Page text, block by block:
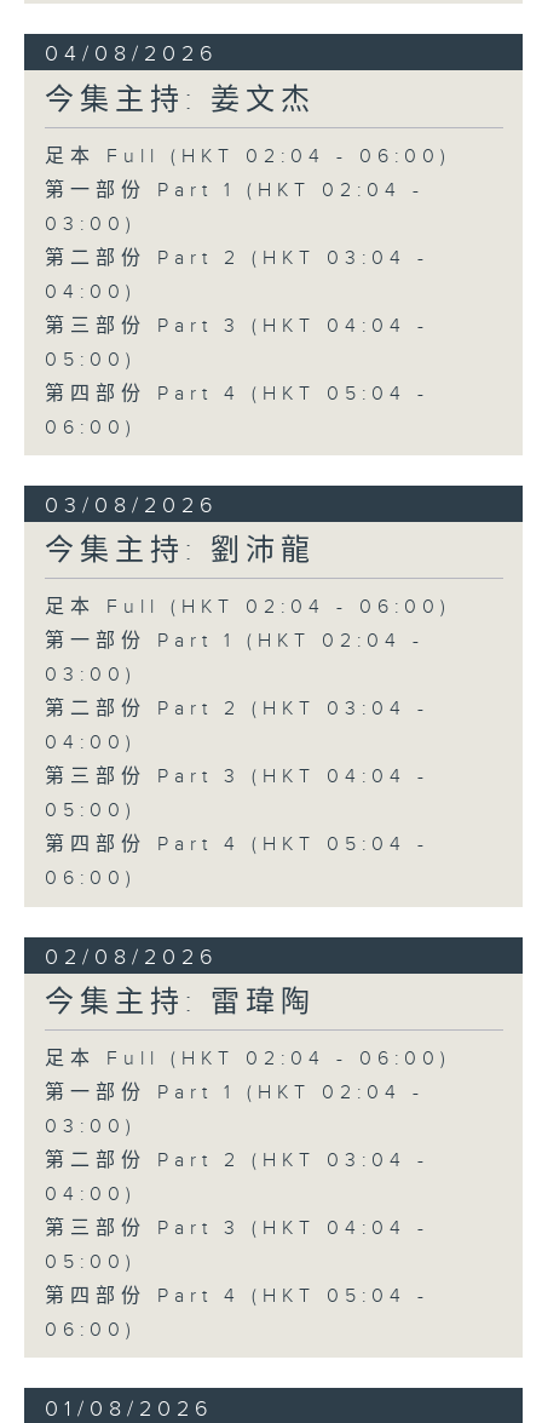
04/08/2026
今集主持: 姜文杰
足本 Full (HKT 02:04 - 06:00)
第一部份 Part 1 (HKT 02:04 -
03:00)
第二部份 Part 2 (HKT 03:04 -
04:00)
第三部份 Part 3 (HKT 04:04 -
05:00)
第四部份 Part 4 (HKT 05:04 -
06:00)
03/08/2026
今集主持: 劉沛龍
足本 Full (HKT 02:04 - 06:00)
第一部份 Part 1 (HKT 02:04 -
03:00)
第二部份 Part 2 (HKT 03:04 -
04:00)
第三部份 Part 3 (HKT 04:04 -
05:00)
第四部份 Part 4 (HKT 05:04 -
06:00)
02/08/2026
今集主持: 雷瑋陶
足本 Full (HKT 02:04 - 06:00)
第一部份 Part 1 (HKT 02:04 -
03:00)
第二部份 Part 2 (HKT 03:04 -
04:00)
第三部份 Part 3 (HKT 04:04 -
05:00)
第四部份 Part 4 (HKT 05:04 -
06:00)
01/08/2026